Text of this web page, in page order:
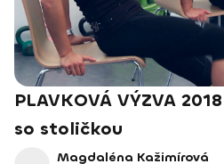
PLAVKOVÁ VÝZVA
so stoličkou
Magdaléna Kažimírová